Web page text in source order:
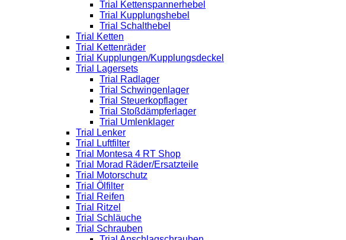
Trial Kettenspannerhebel
Trial Kupplungshebel
Trial Schalthebel
Trial Ketten
Trial Kettenräder
Trial Kupplungen/Kupplungsdeckel
Trial Lagersets
Trial Radlager
Trial Schwingenlager
Trial Steuerkopflager
Trial Stoßdämpferlager
Trial Umlenklager
Trial Lenker
Trial Luftfilter
Trial Montesa 4 RT Shop
Trial Morad Räder/Ersatzteile
Trial Motorschutz
Trial Ölfilter
Trial Reifen
Trial Ritzel
Trial Schläuche
Trial Schrauben